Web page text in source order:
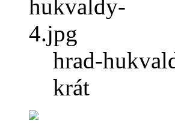
hrad-
krát